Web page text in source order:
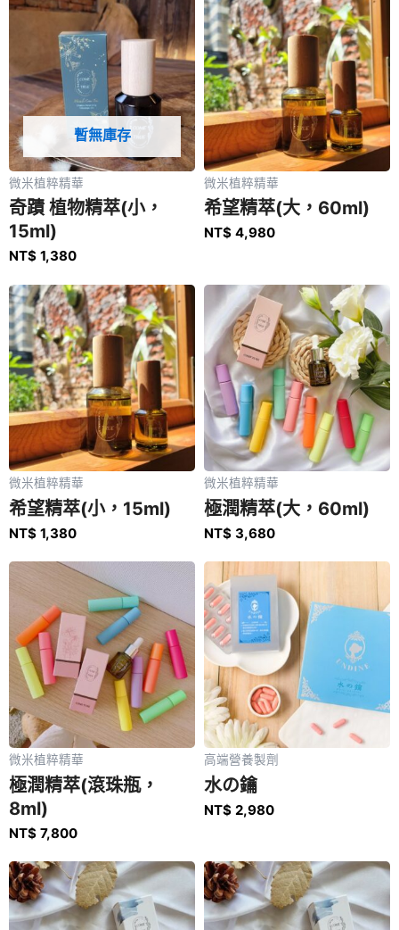
暫無庫存
微米植粹精華
奇蹟 植物精萃(小，
15ml)
NT$ 1,380
微米植粹精華
希望精萃(大，60ml)
NT$ 4,980
微米植粹精華
希望精萃(小，15ml)
NT$ 1,380
微米植粹精華
極潤精萃(大，60ml)
NT$ 3,680
微米植粹精華
極潤精萃(滾珠瓶，
8ml)
NT$ 7,800
高端營養製劑
水の鑰
NT$ 2,980